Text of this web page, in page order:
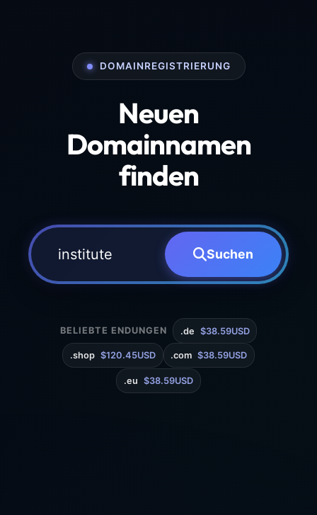
DOMAINREGISTRIERUNG
Neuen
Domainnamen
finden
Suchen
BELIEBTE ENDUNGEN .de $38.59USD
.shop $120.45USD .com $38.59USD
.eu $38.59USD